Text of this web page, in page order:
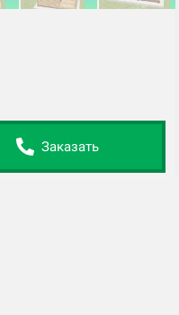
Заказать